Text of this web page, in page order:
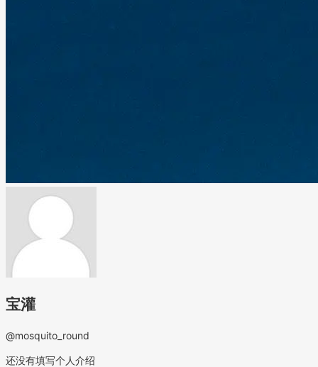
宝灌
@mosquito_round
还没有填写个人介绍